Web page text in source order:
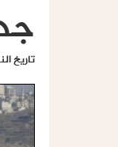
تاريخ